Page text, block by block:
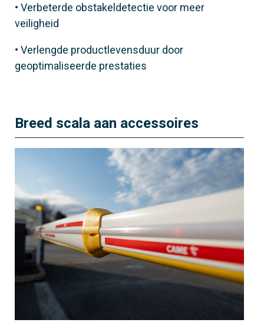
• Verbeterde obstakeldetectie voor meer
veiligheid
• Verlengde productlevensduur door
geoptimaliseerde prestaties
Breed scala aan accessoires